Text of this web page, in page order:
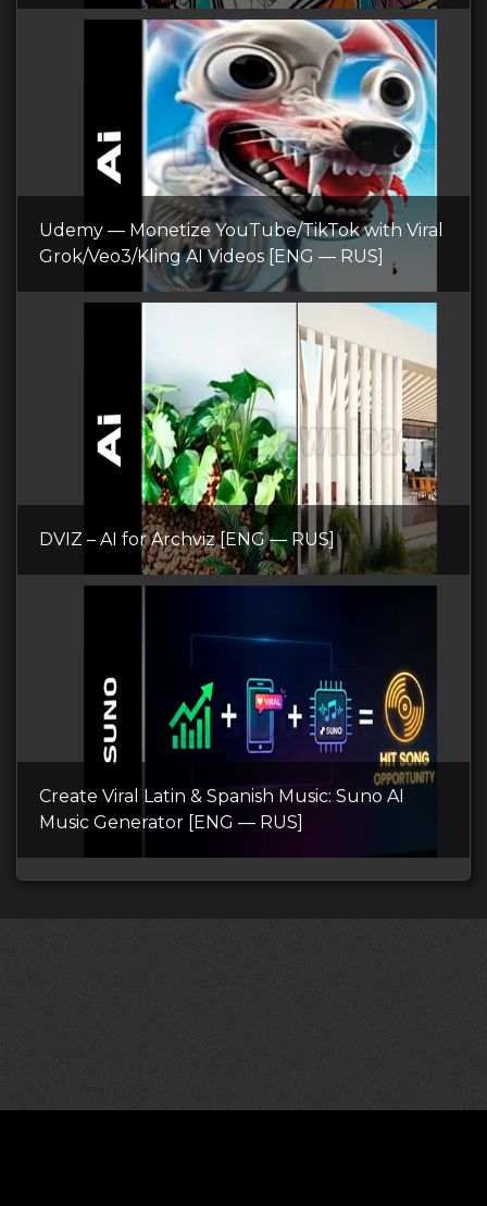
Udemy — Monetize YouTube/TikTok with Viral
Grok/Veo3/Kling AI Videos [ENG — RUS]
DVIZ – AI for Archviz [ENG — RUS]
Create Viral Latin & Spanish Music: Suno AI
Music Generator [ENG — RUS]